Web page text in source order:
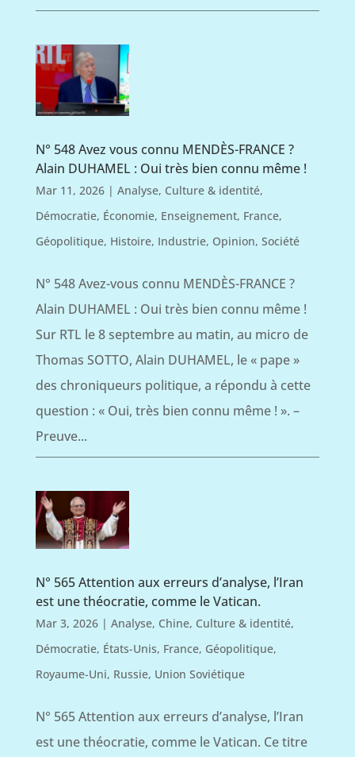
N° 548 Avez vous connu MENDÈS-FRANCE ?
Alain DUHAMEL : Oui très bien connu même !
Mar 11, 2026| Analyse, Culture & identité,
Démocratie, Économie, Enseignement, France,
Géopolitique, Histoire, Industrie, Opinion, Société
N° 548 Avez-vous connu MENDÈS-FRANCE ?
Alain DUHAMEL : Oui très bien connu même !
Sur RTL le 8 septembre au matin, au micro de
Thomas SOTTO, Alain DUHAMEL, le « pape »
des chroniqueurs politique, a répondu à cette
question : « Oui, très bien connu même ! ». –
Preuve...
N° 565 Attention aux erreurs d’analyse, l’Iran
est une théocratie, comme le Vatican.
Mar 3, 2026| Analyse, Chine, Culture & identité,
Démocratie, États-Unis, France, Géopolitique,
Royaume-Uni, Russie, Union Soviétique
N° 565 Attention aux erreurs d’analyse, l’Iran
est une théocratie, comme le Vatican. Ce titre